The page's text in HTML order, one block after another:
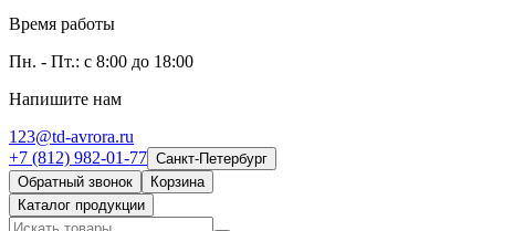
Время работы
Пн. - Пт.: с 8:00 до 18:00
Напишите нам
123@td-avrora.ru
+7 (812) 982-01-77 Санкт-Петербург
Обратный звонок
Корзина
Каталог продукции